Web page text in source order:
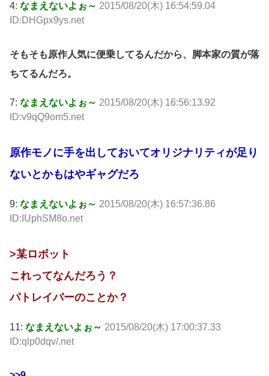
4: なまえないよぉ～ 2015/08/20(木) 16:54:59.04
ID:DHGpx9ys.net
そもそも原作人気に便乗してるんだから、脚本家の質が落
ちてるんだろ。
7: なまえないよぉ～ 2015/08/20(木) 16:56:13.92
ID:v9qQ9om5.net
原作モノに手を出しておいてオリジナリティが足り
ないとかもはやギャグだろ
9: なまえないよぉ～ 2015/08/20(木) 16:57:36.86
ID:IUphSM8o.net
>某ロボット
これってなんだろう？
パトレイバーのことか？
11: なまえないよぉ～ 2015/08/20(木) 17:00:37.33
ID:qlp0dqv/.net